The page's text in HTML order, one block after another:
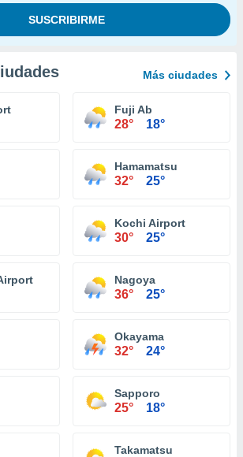
Más ciudades
Fuji Ab
28° 18°
Hamamatsu
32° 25°
Kochi Airport
30° 25°
Nagoya
36° 25°
Okayama
32° 24°
Sapporo
25° 18°
Takamatsu